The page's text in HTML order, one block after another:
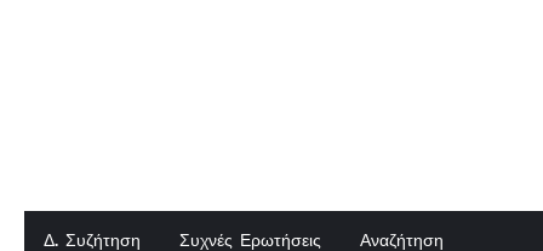
Δ. Συζήτηση Συχνές Ερωτήσεις Αναζήτηση